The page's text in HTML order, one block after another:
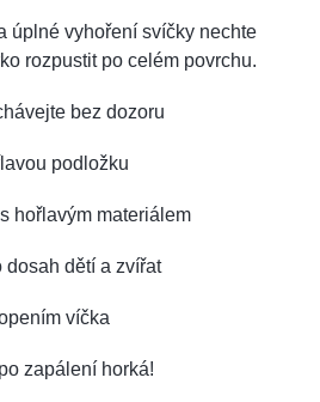
úplné vyhoření svíčky nechte
rozpustit po celém povrchu.
bez dozoru
podložku
hořlavým materiálem
dosah dětí a zvířat
víčka
zapálení horká!